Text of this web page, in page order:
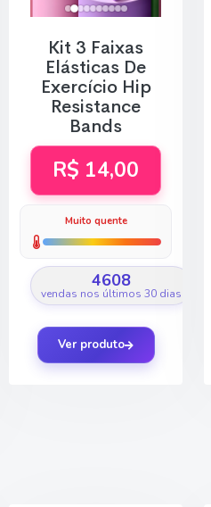
Kit 3 Faixas
Elásticas De
Exercício Hip
Resistance
Bands
R$ 14,00
Muito quente
4608
vendas nos últimos 30 dias
Ver produto